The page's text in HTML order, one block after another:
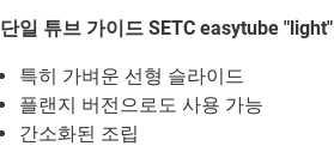
단일 튜브 가이드 SETC easytube "light"
특히 가벼운 선형 슬라이드
플랜지 버전으로도 사용 가능
간소화된 조립